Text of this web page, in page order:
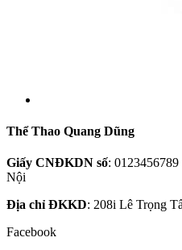
Thể Thao Quang Dũng
Giấy CNĐKDN số:
Nội
Địa chỉ ĐKKD: 208i Lê Trọng
Facebook